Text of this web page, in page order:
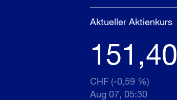
Aktueller Aktienkurs
151,40
CHF (-0,59 %)
Aug 07, 05:30